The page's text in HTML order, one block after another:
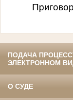
ПОДАЧА
ЭЛЕКТРОННОМ
О СУДЕ